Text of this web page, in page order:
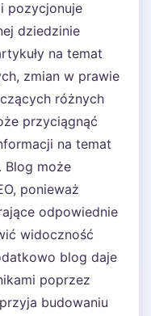
pozycjonuje
dziedzinie
na temat
zmian w prawie
różnych
przyciągnąć
na temat
Blog może
ponieważ
odpowiednie
widoczność
blog daje
poprzez
budowaniu